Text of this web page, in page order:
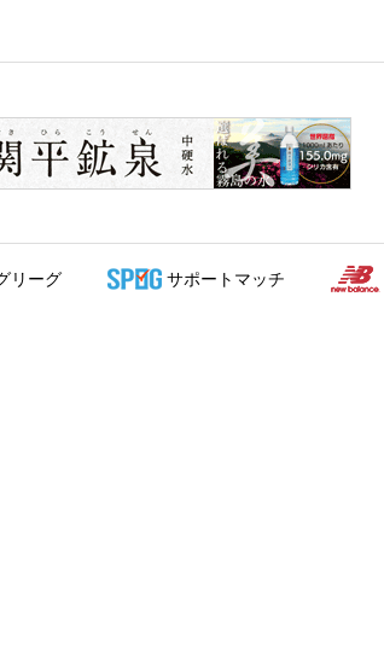
リーグ サポートマッチ